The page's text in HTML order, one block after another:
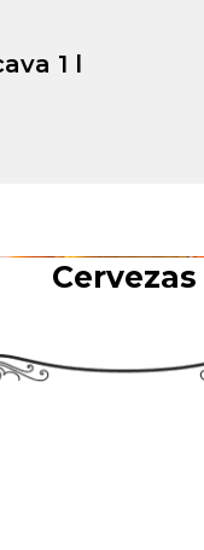
1 l
Cervezas